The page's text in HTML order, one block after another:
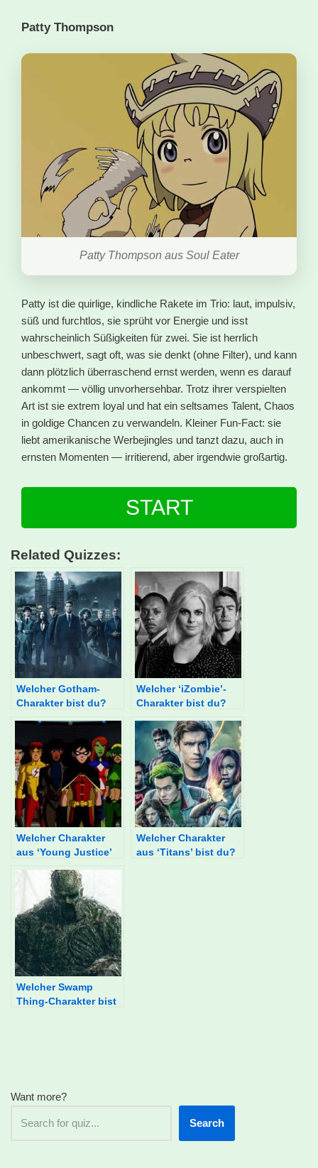
Patty Thompson
Patty Thompson aus Soul Eater
Patty ist die quirlige, kindliche Rakete im Trio: laut, impulsiv,
süß und furchtlos, sie sprüht vor Energie und isst
wahrscheinlich Süßigkeiten für zwei. Sie ist herrlich
unbeschwert, sagt oft, was sie denkt (ohne Filter), und kann
dann plötzlich überraschend ernst werden, wenn es darauf
ankommt — völlig unvorhersehbar. Trotz ihrer verspielten
Art ist sie extrem loyal und hat ein seltsames Talent, Chaos
in goldige Chancen zu verwandeln. Kleiner Fun-Fact: sie
liebt amerikanische Werbejingles und tanzt dazu, auch in
ernsten Momenten — irritierend, aber irgendwie großartig.
START
Related Quizzes:
Welcher Gotham-
Charakter bist du?
Welcher ‘iZombie’-
Charakter bist du?
Welcher Charakter
aus ‘Young Justice’
Welcher Charakter
aus ‘Titans’ bist du?
Welcher Swamp
Thing-Charakter bist
Want more?
Search